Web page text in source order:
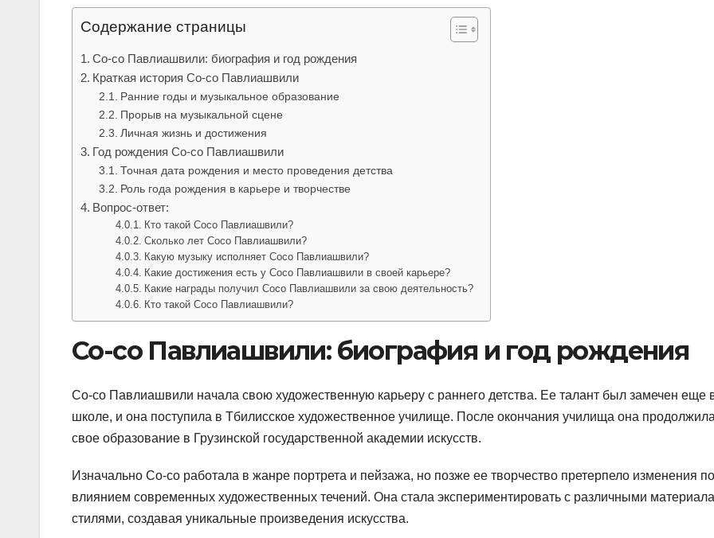
Содержание страницы
Со-со Павлиашвили: биография и год рождения
Краткая история Со-со Павлиашвили
Ранние годы и музыкальное образование
Прорыв на музыкальной сцене
Личная жизнь и достижения
Год рождения Со-со Павлиашвили
Точная дата рождения и место проведения детства
Роль года рождения в карьере и творчестве
Вопрос-ответ:
Кто такой Сосо Павлиашвили?
Сколько лет Сосо Павлиашвили?
Какую музыку исполняет Сосо Павлиашвили?
Какие достижения есть у Сосо Павлиашвили в своей карьере?
Какие награды получил Сосо Павлиашвили за свою деятельность?
Кто такой Сосо Павлиашвили?
Со-со Павлиашвили: биография и год рождения
Со-со Павлиашвили начала свою художественную карьеру с раннего детства. Ее талант был замечен еще
школе, и она поступила в Тбилисское художественное училище. После окончания училища она продолжила
свое образование в Грузинской государственной академии искусств.
Изначально Со-со работала в жанре портрета и пейзажа, но позже ее творчество претерпело изменения
влиянием современных художественных течений. Она стала экспериментировать с различными
стилями, создавая уникальные произведения искусства.